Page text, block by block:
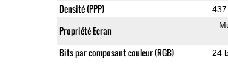
Densité (PPP) 437
Propriété Ecran
Bits par composant couleur (RGB) 24